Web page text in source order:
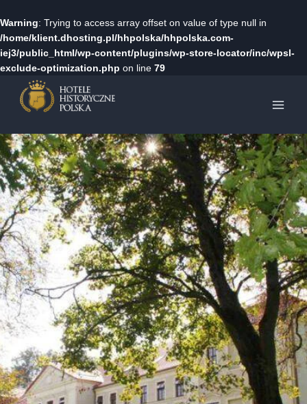
Warning: Trying to access array offset on value of type null in
/home/klient.dhosting.pl/hhpolska/hhpolska.com-
iej3/public_html/wp-content/plugins/wp-store-locator/inc/wpsl-
exclude-optimization.php on line 79
Przejdź